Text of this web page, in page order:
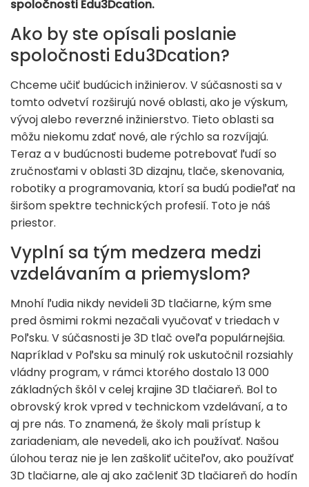
spoločnosti Edu3Dcation.
Ako by ste opísali poslanie
spoločnosti Edu3Dcation?
Chceme učiť budúcich inžinierov. V súčasnosti sa v
tomto odvetví rozširujú nové oblasti, ako je výskum,
vývoj alebo reverzné inžinierstvo. Tieto oblasti sa
môžu niekomu zdať nové, ale rýchlo sa rozvíjajú.
Teraz a v budúcnosti budeme potrebovať ľudí so
zručnosťami v oblasti 3D dizajnu, tlače, skenovania,
robotiky a programovania, ktorí sa budú podieľať na
širšom spektre technických profesií. Toto je náš
priestor.
Vyplní sa tým medzera medzi
vzdelávaním a priemyslom?
Mnohí ľudia nikdy nevideli 3D tlačiarne, kým sme
pred ôsmimi rokmi nezačali vyučovať v triedach v
Poľsku. V súčasnosti je 3D tlač oveľa populárnejšia.
Napríklad v Poľsku sa minulý rok uskutočnil rozsiahly
vládny program, v rámci ktorého dostalo 13 000
základných škôl v celej krajine 3D tlačiareň. Bol to
obrovský krok vpred v technickom vzdelávaní, a to
aj pre nás. To znamená, že školy mali prístup k
zariadeniam, ale nevedeli, ako ich používať. Našou
úlohou teraz nie je len zaškoliť učiteľov, ako používať
3D tlačiarne, ale aj ako začleniť 3D tlačiareň do hodín